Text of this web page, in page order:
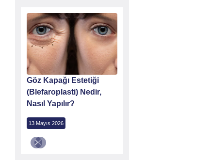
Göz Kapağı Estetiği
(Blefaroplasti) Nedir,
Nasıl Yapılır?
13 Mayıs 2026